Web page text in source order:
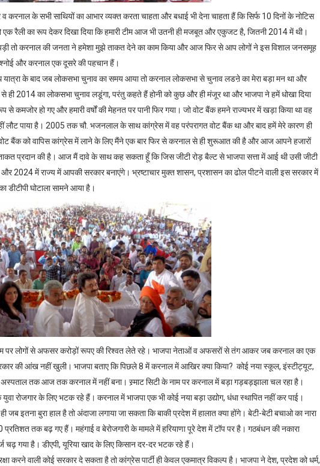
के सभी साथियों का आभार व्यक्त करता चाहता और बधाई भी देना चाहता हैं कि सिर्फ 10 दिनों के नोटिस
रैली का रूप देकर दिखा दिया कि हमारी टीम आज भी उतनी ही मजबूत और एकुजट है, जितनी 2014 में थी।
तो करनाल की जनता ने हमेशा मुझे ताकत देने का काम किया और आज फिर से आप लोगों ने इस विशाल जनसमूह
और करनाल एक दूसरे की पहचान हैं।
के बाद जब लोकसभा चुनाव का समय आया तो करनाल लोकसभा से चुनाव लडऩे का मेरा बड़ा मन था और
2014 का लोकसभा चुनाव लडूंगा, परंतु कहते हैं होनी को कुछ और ही मंजूर था और भाजपा ने हमें धोखा दिया
कमजोर हो गए और हमारी वर्षों की मेहनत पर पानी फिर गया। जो वोट बैंक हमने राज्यभर में खड़ा किया था वह
लौट पाया है। 2005 तक चौ. भजनलाल के साथ कांग्रेस में वह परंपरागत वोट बैंक था और बाद हमें मेरे कारण ही
बैंक को वापिस कांग्रेस में लाने के लिए मैंने एक बार फिर से करनाल से ही शुरूआत की है और आज आपने हजारों
प्रदान की है। आज मैं दावे के साथ कह सकता हूँ कि जिस जीटी रोड़ बैल्ट से भाजपा सत्ता में आई थी उसी जीटी
2024 में राज्य में आपकी सरकार बनाएंगे। भ्रष्टाचार मुक्त शासन, प्रशासन का ढोल पीटने वाली इस सरकार में
डीटीपी घोटाला सामने आया है।
पर लोगों से अफसर करोड़ों रूपए की रिश्वत लेते रहे। भाजपा नेताओं व अफसरों से तंग आकर जब करनाल का एक
की आंख नहीं खुली। भाजपा बताए कि पिछले 8 में करनाल में आखिर क्या किया? कोई नया स्कूल, इंस्टीट्यूट,
तक आज तक करनाल में नहीं बना। स्र्माट सिटी के नाम पर करनाल में बड़ा गड़बड़झाला चल रहा है।
रोजगार के लिए भटक रहे हैं। करनाल में भाजपा एक भी कोई नया बड़ा उद्योग, धंधा स्थापित नहीं कर पाई।
इतना बुरा हाल है तो अंदाजा लगाया जा सकता कि बाकी प्रदेश में हालात क्या होंगे। बेटी-बेटी बचाओ का नारा
तक बढ़ गए हैं। महंगाई व बेरोजगारी के मामले में हरियाणा पूरे देश में टॉप पर है। गठबंधन की नकारा
चढ़ गया है। डीएपी, यूरिया खाद के लिए किसान दर-दर भटक रहे हैं।
करने वाली कोई सरकार दे सकता है तो कांग्रेस पार्टी ही केवल एकमात्र विकल्प है। भाजपा ने देश, प्रदेश को धर्म,